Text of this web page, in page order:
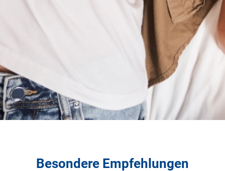
Besondere Empfehlungen